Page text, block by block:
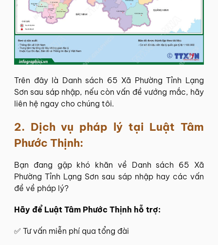
Trên đây là Danh sách 65 Xã Phường Tỉnh Lạng
Sơn sau sáp nhập, nếu còn vấn đề vướng mắc, hãy
liên hệ ngay cho chúng tôi.
2. Dịch vụ pháp lý tại Luật Tâm
Phước Thịnh:
Bạn đang gặp khó khăn về Danh sách 65 Xã
Phường Tỉnh Lạng Sơn sau sáp nhập hay các vấn
đề về pháp lý?
Hãy để Luật Tâm Phước Thịnh hỗ trợ:
✅ Tư vấn miễn phí qua tổng đài